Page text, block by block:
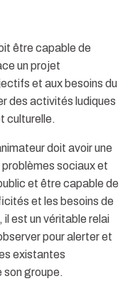
être capable de
un projet
et aux besoins du
des activités ludiques
culturelle.
doit avoir une
sociaux et
et être capable de
et les besoins de
il est un véritable relai
pour alerter et
existantes
son groupe.